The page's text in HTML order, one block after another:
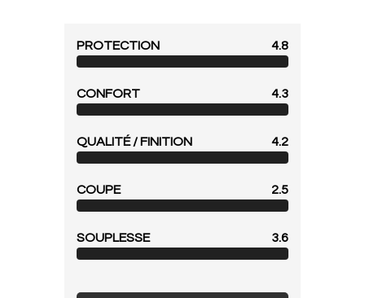
PROTECTION 4.8
CONFORT 4.3
QUALITÉ / FINITION 4.2
COUPE 2.5
SOUPLESSE 3.6